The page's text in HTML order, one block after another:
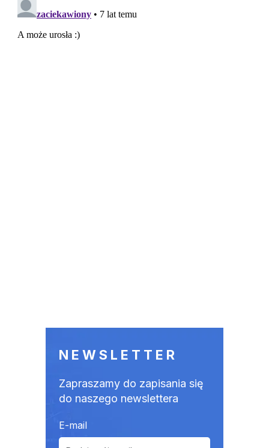
NEWSLETTER
Zapraszamy do zapisania się
do naszego newslettera
E-mail